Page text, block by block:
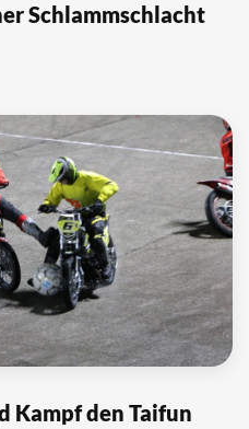
Schlammschlacht
Kampf den Taifun